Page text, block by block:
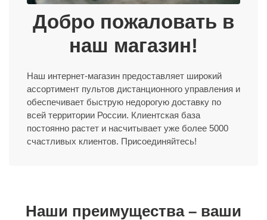
Добро пожаловать в
наш магазин!
Наш интернет-магазин предоставляет широкий
ассортимент пультов дистанционного управления и
обеспечивает быструю недорогую доставку по
всей территории России. Клиентская база
постоянно растет и насчитывает уже более 5000
счастливых клиентов. Присоединяйтесь!
Наши преимущества – ваши